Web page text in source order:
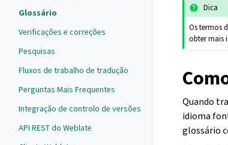
Glossário
Verificações e correções
Pesquisas
Fluxos de trabalho de tradução
Perguntas Mais Frequentes
Integração de controlo de versões
API REST do Weblate
Dica
Os termos
obter mais
Quando
idioma
glossário